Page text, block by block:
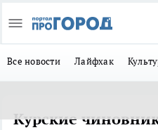
Все новости Лайфхак
Курские